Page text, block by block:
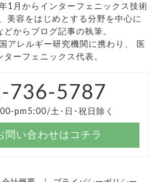
1月からインターフェニックス技術
美容をはじめとする分野を中心に
からブログ記事の執筆。
アレルギー研究機関に携わり、 医
ーフェニックス代表。
736-5787
pm5:00/土･日･祝日除く
問い合わせはコチラ